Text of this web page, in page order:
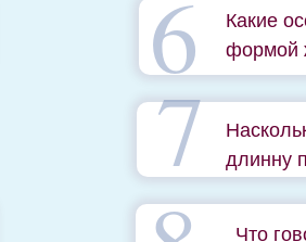
Какие
формой
длинну
Что
6
7